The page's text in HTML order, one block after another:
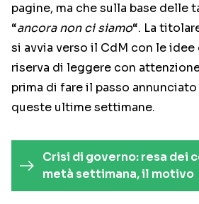
pagine, ma che sulla base delle
“ancora non ci siamo“. La
si avvia verso il CdM con le idee
riserva di leggere con
prima di fare il passo
queste ultime settimane.
Crisi di governo: resa dei
metà settimana, il motivo